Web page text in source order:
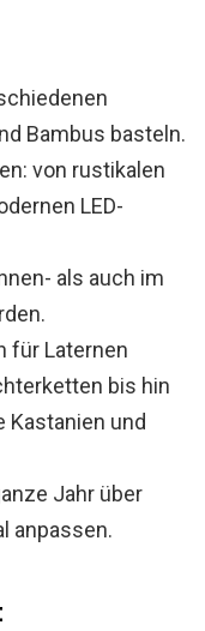
Bambus basteln.
von rustikalen
LED-
als auch im
für Laternen
bis hin
Kastanien und
Jahr über
anpassen.